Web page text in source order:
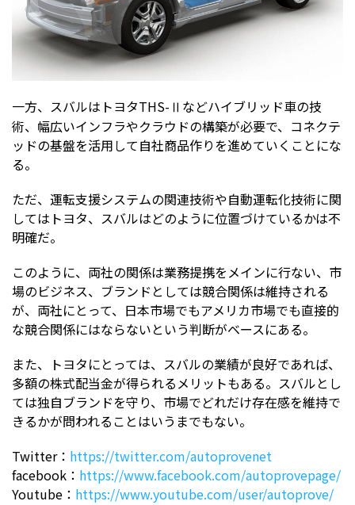
一方、スバルはトヨタTHS-Ⅱなどハイブリッド車の技
術、幅広いインフラやクラウドの構築が必要で、コネクテ
ッドの基盤を活用して自社商品作りを進めていくことにな
る。
ただ、運転支援システムの関連技術や自動運転化技術に関
してはトヨタ、スバルはどのように位置づけているかは不
明確だ。
このように、両社の関係は業務提携をメインに行ない、市
場のビジネス、ブランドとしては競合関係は維持される
が、両社にとって、日本市場でもアメリカ市場でも直接的
な競合関係にはならないという判断がベースにある。
また、トヨタにとっては、スバルの業績が良好であれば、
多額の株式配当金が得られるメリットもある。スバルとし
ては独自ブランドを守り、市場でどれだけ存在感を維持で
きるかが問われることはいうまでもない。
Twitter： https://twitter.com/autoprovenet
facebook： https://www.facebook.com/autoprovepage/
Youtube： https://www.youtube.com/user/autoprove/